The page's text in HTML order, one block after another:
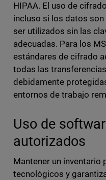
HIPAA. El uso de
incluso si los datos
ser utilizados sin las
adecuadas. Para los
estándares de cifrado
todas las
debidamente
entornos de trabajo
Uso de
autorizados
Mantener un
tecnológicos y